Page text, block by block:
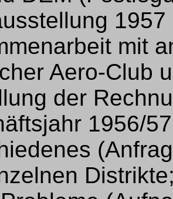
mit
Aero-Club
der
1956/57